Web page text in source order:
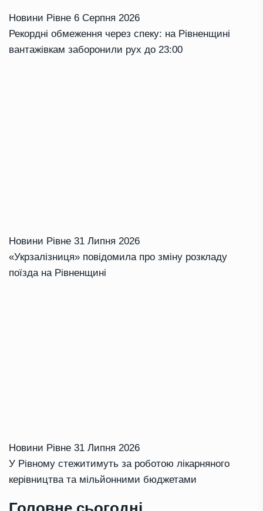
Новини Рівне 6 Серпня 2026
Рекордні обмеження через спеку: на Рівненщині
вантажівкам заборонили рух до 23:00
Новини Рівне 31 Липня 2026
«Укрзалізниця» повідомила про зміну розкладу
поїзда на Рівненщині
Новини Рівне 31 Липня 2026
У Рівному стежитимуть за роботою лікарняного
керівництва та мільйонними бюджетами